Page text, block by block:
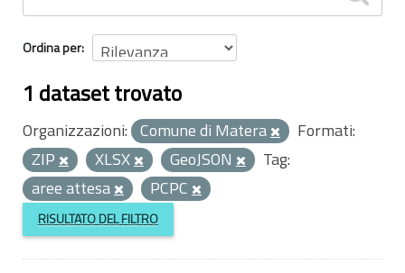
Ordina per
1 dataset trovato
Organizzazioni: Comune di Matera
Formati:
ZIP
XLSX GeoJSON
Tag:
aree attesa
PCPC
RISULTATO DEL FILTRO